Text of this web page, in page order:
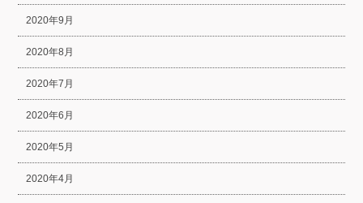
2020年9月
2020年8月
2020年7月
2020年6月
2020年5月
2020年4月